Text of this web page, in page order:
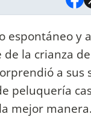
espontáneo y
la crianza
a sus
peluquería
mejor